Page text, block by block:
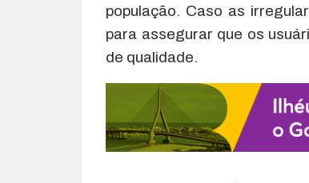
população. Caso as
para assegurar que os
de qualidade.